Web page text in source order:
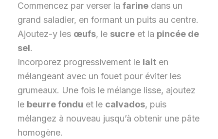
Commencez par verser la farinedans un
grand saladier, en formant un puits au centre.
Ajoutez-y les œufs, le sucreet la pincée de
sel.
Incorporez progressivement le laiten
mélangeant avec un fouet pour éviter les
grumeaux. Une fois le mélange lisse, ajoutez
le beurre fondu et le calvados, puis
mélangez à nouveau jusqu’à obtenir une pâte
homogène.